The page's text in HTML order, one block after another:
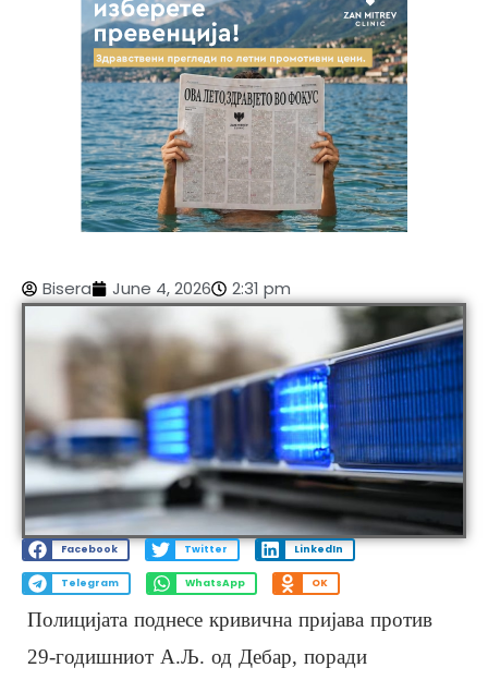
Bisera June 4, 2026 2:31 pm
Facebook Twitter LinkedIn
Telegram WhatsApp OK
Полицијата поднесе кривична пријава против
29-годишниот А.Љ. од Дебар, поради